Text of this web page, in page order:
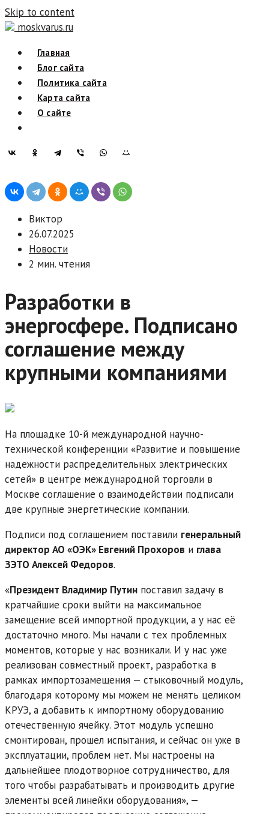
Skip to content
moskvarus.ru
Главная
Блог сайта
Политика сайта
Карта сайта
О сайте
Виктор
26.07.2025
Новости
2 мин. чтения
Разработки в
энергосфере. Подписано
соглашение между
крупными компаниями
На площадке 10-й международной научно-
технической конференции «Развитие и повышение
надежности распределительных электрических
сетей» в центре международной торговли в
Москве соглашение о взаимодействии подписали
две крупные энергетические компании.
Подписи под соглашением поставили генеральный
директор АО «ОЭК» Евгений Прохоров и глава
ЗЭТО Алексей Федоров.
«Президент Владимир Путин поставил задачу в
кратчайшие сроки выйти на максимальное
замещение всей импортной продукции, а у нас её
достаточно много. Мы начали с тех проблемных
моментов, которые у нас возникали. И у нас уже
реализован совместный проект, разработка в
рамках импортозамещения — стыковочный модуль,
благодаря которому мы можем не менять целиком
КРУЭ, а добавить к импортному оборудованию
отечественную ячейку. Этот модуль успешно
смонтирован, прошел испытания, и сейчас он уже в
эксплуатации, проблем нет. Мы настроены на
дальнейшее плодотворное сотрудничество, для
того чтобы разрабатывать и производить другие
элементы всей линейки оборудования», —